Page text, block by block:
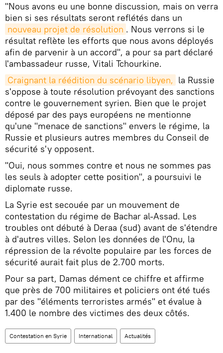
"Nous avons eu une bonne discussion, mais on verra
bien si ses résultats seront reflétés dans un
nouveau projet de résolution . Nous verrons si le
résultat reflète les efforts que nous avons déployés
afin de parvenir à un accord", a pour sa part déclaré
l'ambassadeur russe, Vitali Tchourkine.
Craignant la réédition du scénario libyen, la Russie
s'oppose à toute résolution prévoyant des sanctions
contre le gouvernement syrien. Bien que le projet
déposé par des pays européens ne mentionne
qu'une "menace de sanctions" envers le régime, la
Russie et plusieurs autres membres du Conseil de
sécurité s'y opposent.
"Oui, nous sommes contre et nous ne sommes pas
les seuls à adopter cette position", a poursuivi le
diplomate russe.
La Syrie est secouée par un mouvement de
contestation du régime de Bachar al-Assad. Les
troubles ont débuté à Deraa (sud) avant de s'étendre
à d'autres villes. Selon les données de l'Onu, la
répression de la révolte populaire par les forces de
sécurité aurait fait plus de 2.700 morts.
Pour sa part, Damas dément ce chiffre et affirme
que près de 700 militaires et policiers ont été tués
par des "éléments terroristes armés" et évalue à
1.400 le nombre des victimes des deux côtés.
Contestation en Syrie International Actualités